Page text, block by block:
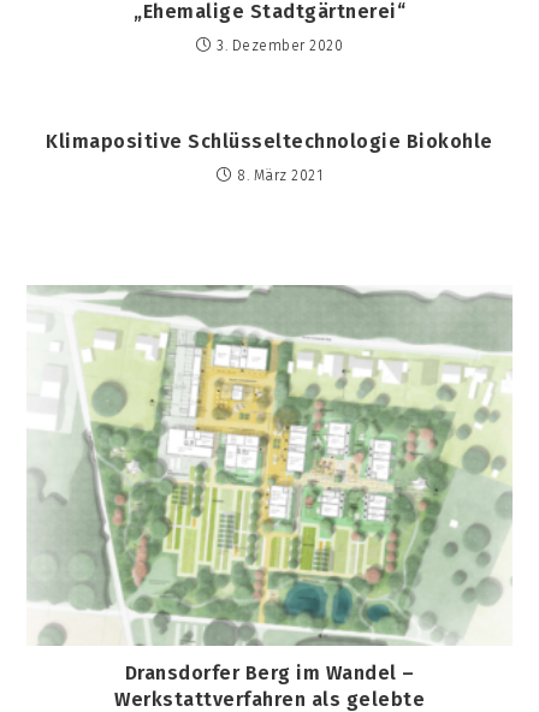
„Ehemalige Stadtgärtnerei“
3. Dezember 2020
Klimapositive Schlüsseltechnologie Biokohle
8. März 2021
Dransdorfer Berg im Wandel –
Werkstattverfahren als gelebte